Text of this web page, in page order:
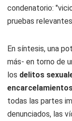
condenatorio:
pruebas
En síntesis, una
más- en torno de
los delitos
todas las partes
denunciados, las